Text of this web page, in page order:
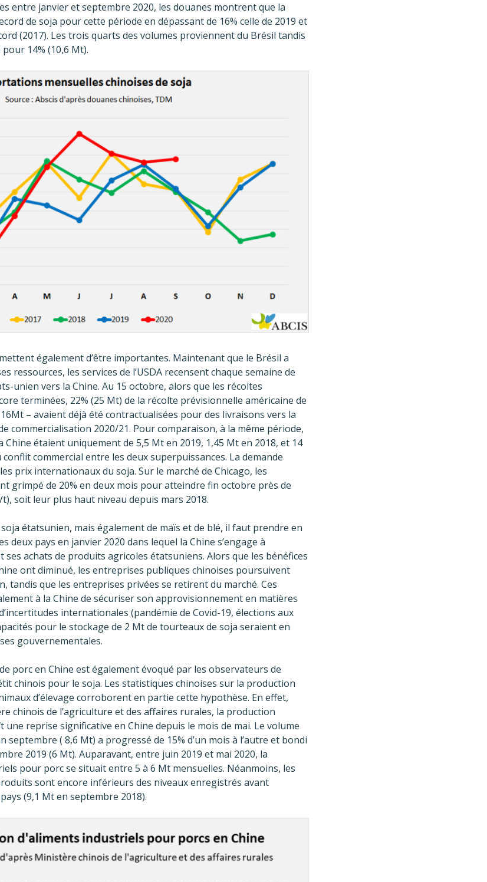
entre janvier et septembre 2020, les douanes montrent que la
de soja pour cette période en dépassant de 16% celle de 2019 et
(2017). Les trois quarts des volumes proviennent du Brésil tandis
14% (10,6 Mt).
également d’être importantes. Maintenant que le Brésil a
ressources, les services de l’USDA recensent chaque semaine de
unien vers la Chine. Au 15 octobre, alors que les récoltes
terminées, 22% (25 Mt) de la récolte prévisionnelle américaine de
– avaient déjà été contractualisées pour des livraisons vers la
commercialisation 2020/21. Pour comparaison, à la même période,
Chine étaient uniquement de 5,5 Mt en 2019, 1,45 Mt en 2018, et 14
commercial entre les deux superpuissances. La demande
prix internationaux du soja. Sur le marché de Chicago, les
grimpé de 20% en deux mois pour atteindre fin octobre près de
t), soit leur plus haut niveau depuis mars 2018.
étatsunien, mais également de maïs et de blé, il faut prendre en
deux pays en janvier 2020 dans lequel la Chine s’engage à
achats de produits agricoles étatsuniens. Alors que les bénéfices
ont diminué, les entreprises publiques chinoises poursuivent
tandis que les entreprises privées se retirent du marché. Ces
à la Chine de sécuriser son approvisionnement en matières
internationales (pandémie de Covid-19, élections aux
pour le stockage de 2 Mt de tourteaux de soja seraient en
gouvernementales.
porc en Chine est également évoqué par les observateurs de
chinois pour le soja. Les statistiques chinoises sur la production
d’élevage corroborent en partie cette hypothèse. En effet,
chinois de l’agriculture et des affaires rurales, la production
une reprise significative en Chine depuis le mois de mai. Le volume
septembre ( 8,6 Mt) a progressé de 15% d’un mois à l’autre et bondi
2019 (6 Mt). Auparavant, entre juin 2019 et mai 2020, la
pour porc se situait entre 5 à 6 Mt mensuelles. Néanmoins, les
sont encore inférieurs des niveaux enregistrés avant
(9,1 Mt en septembre 2018).